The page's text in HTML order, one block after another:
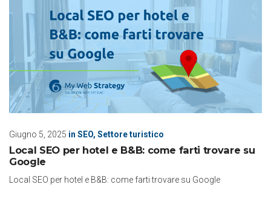
Giugno 5, 2025 in SEO, Settore turistico
Local SEO per hotel e B&B: come farti trovare su
Google
Local SEO per hotel e B&B: come farti trovare su Google